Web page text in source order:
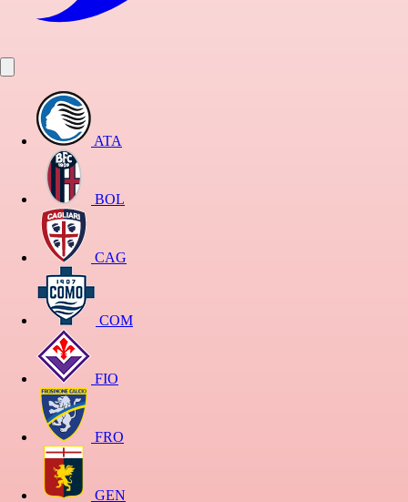
ATA
BOL
CAG
COM
FIO
FRO
GEN